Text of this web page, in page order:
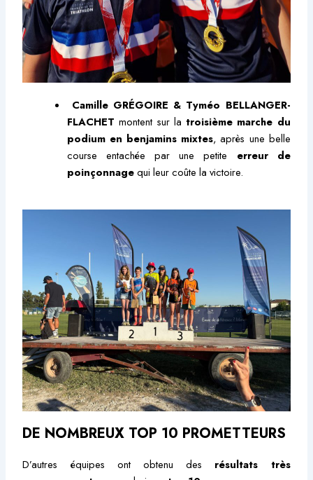
Camille GRÉGOIRE & Tyméo BELLANGER-
FLACHET montent sur latroisième marche du
podium en benjamins mixtes, après une belle
course entachée par une petite erreur de
poinçonnagequi leur coûte la victoire.
DE NOMBREUX TOP 10 PROMETTEURS
D’autres équipes ont obtenu des résultats très